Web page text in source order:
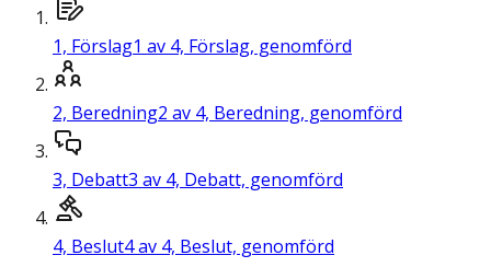
1, Förslag1 av 4, Förslag, genomförd
2, Beredning2 av 4, Beredning, genomförd
3, Debatt3 av 4, Debatt, genomförd
4, Beslut4 av 4, Beslut, genomförd